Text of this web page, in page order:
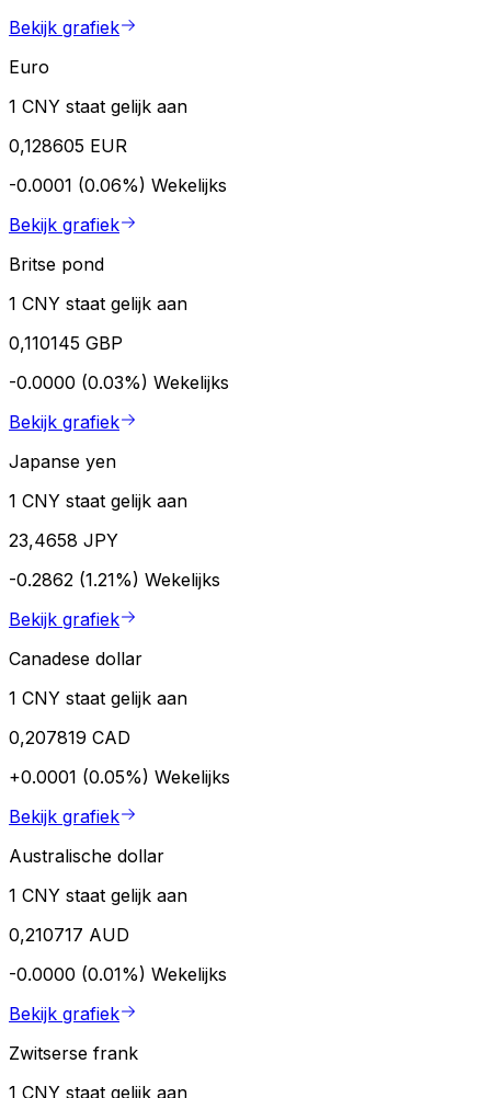
Bekijk grafiek
Euro
1 CNY staat gelijk aan
0,128605 EUR
-0.0001 (0.06%) Wekelijks
Bekijk grafiek
Britse pond
1 CNY staat gelijk aan
0,110145 GBP
-0.0000 (0.03%) Wekelijks
Bekijk grafiek
Japanse yen
1 CNY staat gelijk aan
23,4658 JPY
-0.2862 (1.21%) Wekelijks
Bekijk grafiek
Canadese dollar
1 CNY staat gelijk aan
0,207819 CAD
+0.0001 (0.05%) Wekelijks
Bekijk grafiek
Australische dollar
1 CNY staat gelijk aan
0,210717 AUD
-0.0000 (0.01%) Wekelijks
Bekijk grafiek
Zwitserse frank
1 CNY staat gelijk aan